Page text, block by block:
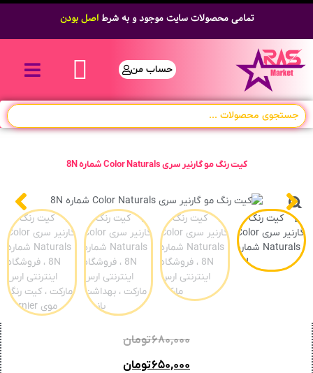
تمامی محصولات سایت موجود و به شرطاصل بودن
حساب من
کیت رنگ مو گارنیر سری Color Naturals شماره 8N
۶۸۰,۰۰۰تومان
۶۵۰,۰۰۰تومان